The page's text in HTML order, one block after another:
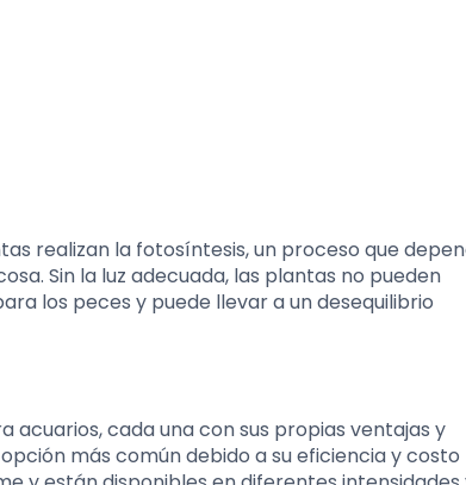
realizan la fotosíntesis, un proceso que
Sin la luz adecuada, las plantas no pueden
los peces y puede llevar a un desequilibrio
acuarios, cada una con sus propias ventajas y
más común debido a su eficiencia y costo